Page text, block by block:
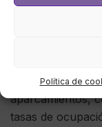
Política de
‘sitio pequeño’
incluidos en la
proporciona
aparcamientos,
tasas de